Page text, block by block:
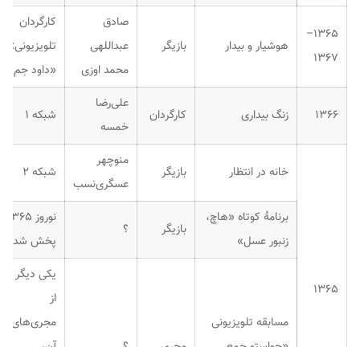
۱۳۶۵–
۱۳۶۷
هوشیار و بیدار بازیگر
صادق
عبداللهی
محمد اوزی
کارگردان
تلویزیونی:
«داود جم»
۱۳۶۶ زنگ بیداری کارگردان
علی‌رضا
خمسه
شبکه ۱
۱۳۶۵
خانه در انتظار بازیگر
منوچهر
عسگری‌نسب
شبکه ۲
برنامهٔ کوتاه «هاچ،
زنبور عسل»
بازیگر ؟
نوروز ۱۳۶۵
پخش شد.
مسابقه تلویزیونی
یکی دیگر
از
مجری‌های